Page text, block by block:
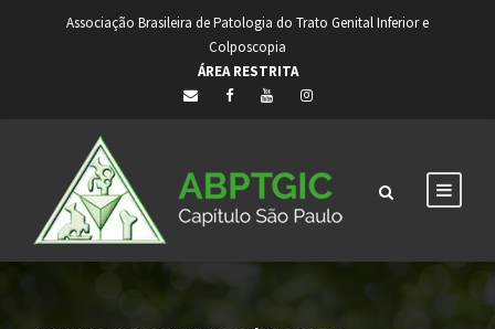
Associação Brasileira de Patologia do Trato Genital Inferior e
Colposcopia
ÁREA RESTRITA